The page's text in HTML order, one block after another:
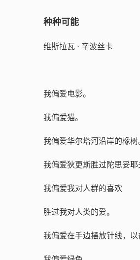
种种可能
维斯拉瓦 · 辛波丝卡
我偏爱电影。
我偏爱猫。
我偏爱华尔塔河沿岸的橡树
我偏爱狄更斯胜过陀思妥耶
我偏爱我对人群的喜欢
胜过我对人类的爱。
我偏爱在手边摆放针线，以